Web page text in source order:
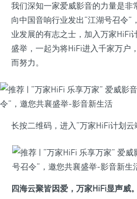
我们深知一家爱威影音的力量是非
向中国音响行业发出“江湖号召令”
业发展的有志之士，加入万家HiFi
盛举，一起为将HiFi进入千家万户
而努力。
长按二维码，进入“万家HiFi计划云
四海云聚皆因爱，万家HiFi显声威。